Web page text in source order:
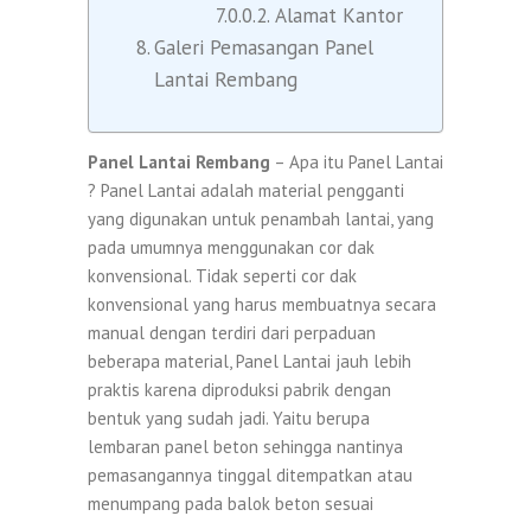
Alamat Kantor
Galeri Pemasangan Panel
Lantai Rembang
Panel Lantai Rembang – Apa itu Panel Lantai
? Panel Lantai adalah material pengganti
yang digunakan untuk penambah lantai, yang
pada umumnya menggunakan cor dak
konvensional. Tidak seperti cor dak
konvensional yang harus membuatnya secara
manual dengan terdiri dari perpaduan
beberapa material, Panel Lantai jauh lebih
praktis karena diproduksi pabrik dengan
bentuk yang sudah jadi. Yaitu berupa
lembaran panel beton sehingga nantinya
pemasangannya tinggal ditempatkan atau
menumpang pada balok beton sesuai